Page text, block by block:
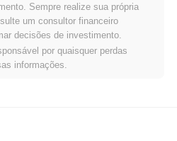
se desempenhando em
cripto mais amplo?
ganhou0.00%, ficando abaixo do
um ganho de
na ação de preço de RAIN2.0 em
Sempre realize sua própria
um consultor financeiro
decisões de investimento.
por quaisquer perdas
informações.